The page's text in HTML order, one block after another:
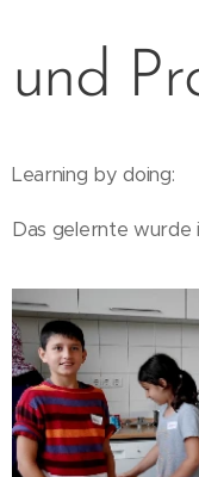
und
Learning by doing:
Das gelernte wurde